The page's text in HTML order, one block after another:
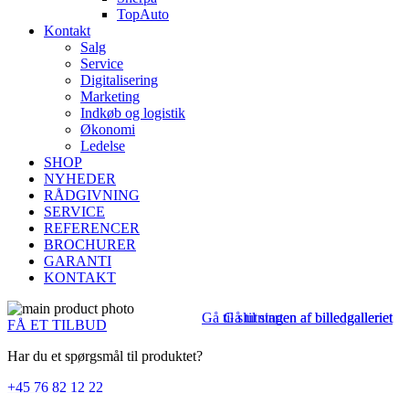
TopAuto
Kontakt
Salg
Service
Digitalisering
Marketing
Indkøb og logistik
Økonomi
Ledelse
SHOP
NYHEDER
RÅDGIVNING
SERVICE
REFERENCER
BROCHURER
GARANTI
KONTAKT
Gå til slutningen af billedgalleriet
FÅ ET TILBUD
Har du et spørgsmål til produktet?
+45 76 82 12 22
Gå til starten af billedgalleriet